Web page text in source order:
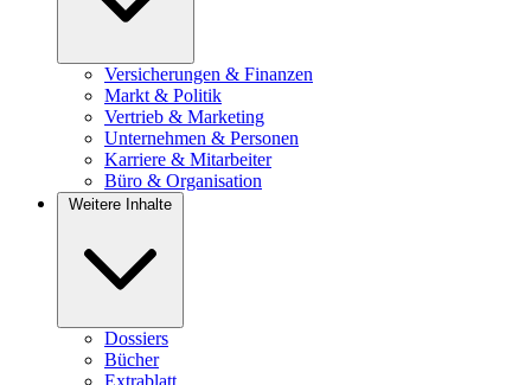
Versicherungen & Finanzen
Markt & Politik
Vertrieb & Marketing
Unternehmen & Personen
Karriere & Mitarbeiter
Büro & Organisation
Weitere Inhalte
Dossiers
Bücher
Extrablatt